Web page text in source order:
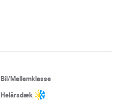
Bil/Mellemklasse
Helårsdæk